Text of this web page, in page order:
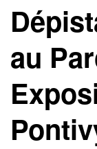
au